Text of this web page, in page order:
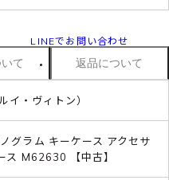
LINEでお問い合わせ
て 返品について
イ・ヴィトン）
グラム キーケース アクセサ
ス M62630 【中古】